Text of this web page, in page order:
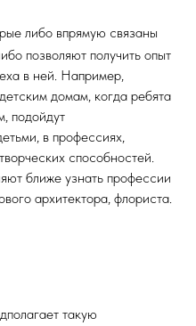
либо впрямую связаны
позволяют получить опыт
в ней. Например,
домам, когда ребята
подойдут
в профессиях,
способностей.
ближе узнать профессии
архитектора, флориста.
такую